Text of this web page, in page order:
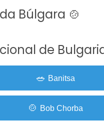
Búlgara 🍲
de
🥗 Banitsa
🍲 Bob Chorba